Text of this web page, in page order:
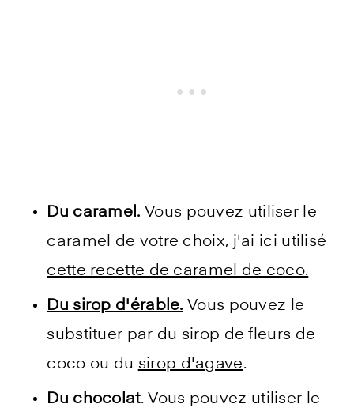
Du caramel. Vous pouvez utiliser le
caramel de votre choix, j'ai ici utilisé
cette recette de caramel de coco.
Du sirop d'érable. Vous pouvez le
substituer par du sirop de fleurs de
coco ou du sirop d'agave.
Du chocolat. Vous pouvez utiliser le